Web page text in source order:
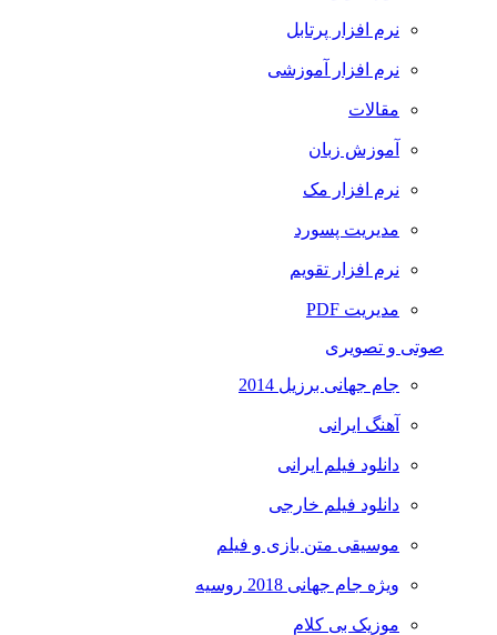
نرم افزار پرتابل
نرم افزار آموزشی
مقالات
آموزش زبان
نرم افزار مک
مدیریت پسورد
نرم افزار تقویم
مدیریت PDF
صوتی و تصویری
جام جهانی برزیل 2014
آهنگ ایرانی
دانلود فیلم ایرانی
دانلود فیلم خارجی
موسیقی متن بازی و فیلم
ویژه جام جهانی 2018 روسیه
موزیک بی کلام